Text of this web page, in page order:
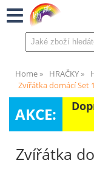
Home HRAČKY
Zvířátka domácí Set
AKCE:
Zvířátka